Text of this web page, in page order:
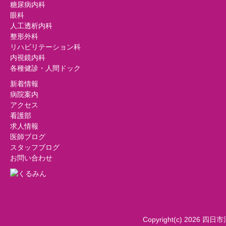
糖尿病内科
眼科
人工透析内科
整形外科
リハビリテーション科
内視鏡内科
各種健診・人間ドック
新着情報
病院案内
アクセス
看護部
求人情報
医師ブログ
スタッフブログ
お問い合わせ
Copyright(c) 2026 四日